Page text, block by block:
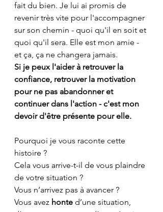
fait du bien. Je lui ai promis de
revenir très vite pour l'accompagner
sur son chemin - quoi qu'il en soit et
quoi qu'il sera. Elle est mon amie -
et ça, ça ne changera jamais.
Si je peux l'aider à retrouver la
confiance, retrouver la motivation
pour ne pas abandonner et
continuer dans l'action - c'est mon
devoir d'être présente pour elle.
Pourquoi je vous raconte cette
histoire ?
Cela vous arrive-t-il de vous plaindre
de votre situation ?
Vous n’arrivez pas à avancer ?
Vous avez honte d’une situation,